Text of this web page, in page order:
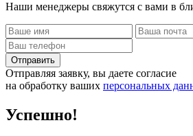
Наши менеджеры свяжутся с вами в
Отправить
Отправляя заявку, вы даете согласие
на обработку ваших персональных
Успешно!